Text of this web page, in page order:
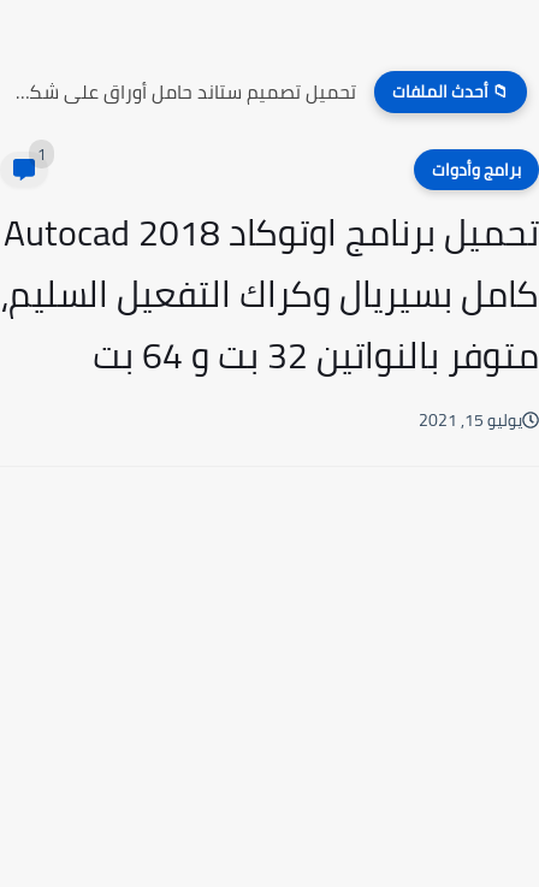
📁 أحدث الملفات تحميل تصميم ستاند حامل أوراق على شكل راقصين الباليه
وأدوات
تحميل برنامج اوتوكاد 2018 Autocad
بسيريال وكراك التفعيل السليم،
بالنواتين 32 بت و 64 بت
15, 2021